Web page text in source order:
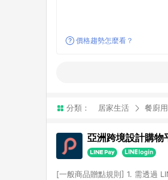
價格趨勢怎麼看？
分類： 居家生活 餐廚
亞洲跨境設計購物
[一般商品贈點規則] 1. 需透過